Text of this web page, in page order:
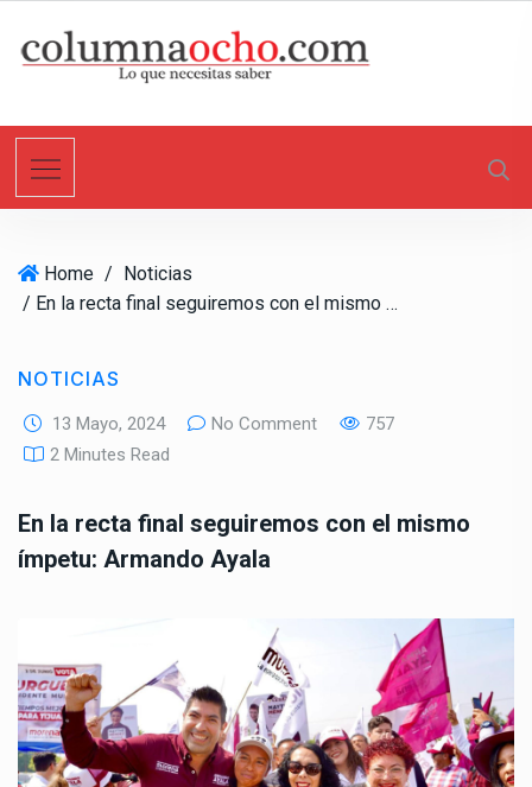
t
Home / Noticias
/ En la recta final seguiremos con el mismo ímpetu: Armando Ayala
NOTICIAS
13 Mayo, 2024 No Comment
757
2 Minutes Read
En la recta final seguiremos con el mismo
ímpetu: Armando Ayala